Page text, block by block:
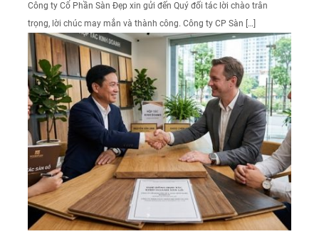
Công ty Cổ Phần Sàn Đẹp xin gửi đến Quý đối tác lời chào trân
trọng, lời chúc may mắn và thành công. Công ty CP Sàn […]